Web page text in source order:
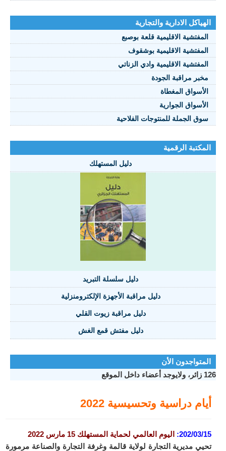
الهياكل الادارية والتجارية
المفتشية الاقليمية قلعة بوصبع
المفتشية الاقليمية بوشقوف
المفتشية الاقليمية وادي الزناتي
مخبر مراقبة الجودة
الأسواق المغطاة
الأسواق الجوارية
سوق الجملة للمنتوجات الفلاحية
المكتبة الرقمية
دليل المستهلك
دليل سلسلة التبريد
دليل مراقبة الأجهزة الإلكترومنزلية
دليل مراقبة زيوت القلي
دليل مفتش قمع الغش
المتواجدون الأن
126 زائر، ولايوجد أعضاء داخل الموقع
أيام دراسية وتحسيسية 2022
202/03/15
: اليوم العالمي لحماية المستهلك 15 مارس 2022
تحيي مديرية التجارة لولاية قالمة وغرفة التجارة والصناعة مرمورة